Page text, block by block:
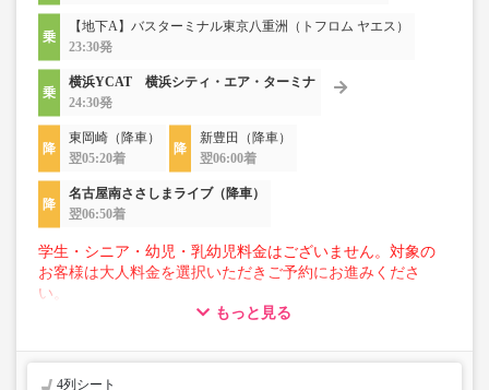
【地下A】バスターミナル東京八重洲（トフロム ヤエス）
23:30発
横浜YCAT 横浜シティ・エア・ターミナ
24:30発
東岡崎（降車）
翌05:20着
新豊田（降車）
翌06:00着
名古屋南ささしまライブ（降車）
翌06:50着
学生・シニア・幼児・乳幼児料金はございません。対象の
お客様は大人料金を選択いただきご予約にお進みくださ
い。
■トランクにてお預かりできる荷物
・3辺合計160cm以内、かつ10kg以下のものをおひとり様1
もっと見る
4列シート